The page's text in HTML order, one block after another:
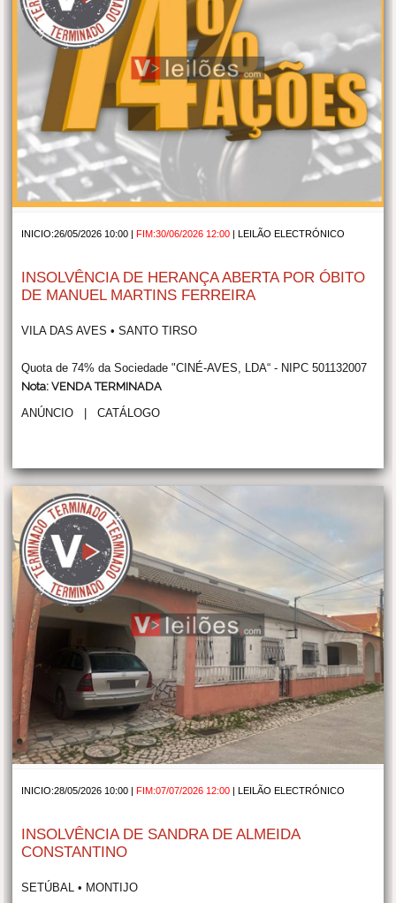
INICIO:26/05/2026 10:00 |FIM:30/06/2026 12:00 |LEILÃO ELECTRÓNICO
INSOLVÊNCIA DE HERANÇA ABERTA POR ÓBITO
DE MANUEL MARTINS FERREIRA
VILA DAS AVES • SANTO TIRSO
Quota de 74% da Sociedade "CINÉ-AVES, LDA“ - NIPC 501132007
Nota: VENDA TERMINADA
ANÚNCIO |CATÁLOGO
INICIO:28/05/2026 10:00 | FIM:07/07/2026 12:00 LEILÃO ELECTRÓNICO
INSOLVÊNCIA DE SANDRA DE ALMEIDA
CONSTANTINO
SETÚBAL • MONTIJO